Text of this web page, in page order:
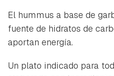
El hummus a base de
fuente de hidratos de
aportan energía.
Un plato indicado para